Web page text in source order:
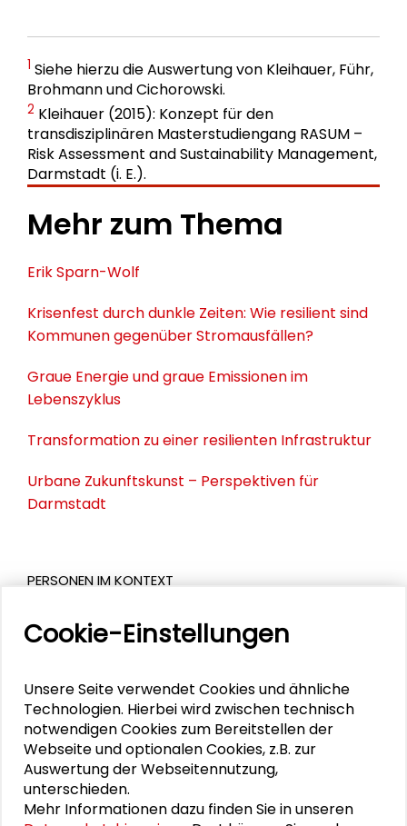
1 Siehe hierzu die Auswertung von Kleihauer, Führ,
Brohmann und Cichorowski.
2 Kleihauer (2015): Konzept für den
transdisziplinären Masterstudiengang RASUM –
Risk Assessment and Sustainability Management,
Darmstadt (i. E.).
Mehr zum Thema
Erik Sparn-Wolf
Krisenfest durch dunkle Zeiten: Wie resilient sind
Kommunen gegenüber Stromausfällen?
Graue Energie und graue Emissionen im
Lebenszyklus
Transformation zu einer resilienten Infrastruktur
Urbane Zukunftskunst – Perspektiven für
Darmstadt
PERSONEN IM KONTEXT
Silke Kleihauer
Mohan Munasinghe
DOWNLOADS
Cookie-Einstellungen
Unsere Seite verwendet Cookies und ähnliche
Technologien. Hierbei wird zwischen technisch
notwendigen Cookies zum Bereitstellen der
Webseite und optionalen Cookies, z.B. zur
Auswertung der Webseitennutzung,
unterschieden.
Mehr Informationen dazu finden Sie in unseren